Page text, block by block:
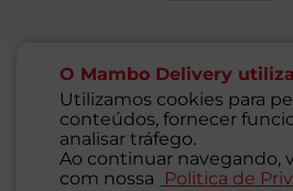
O Mambo Delivery
Utilizamos cookies para
conteúdos, fornecer
analisar tráfego.
Ao continuar navegando,
com nossa
Politica de
@ 2021 MAMBO - TODOS OS
Supermercados
CNPJ: 71.676.316/0001-46 - Inscrição
Endereço: Rua Guaipá, 255 - Vila